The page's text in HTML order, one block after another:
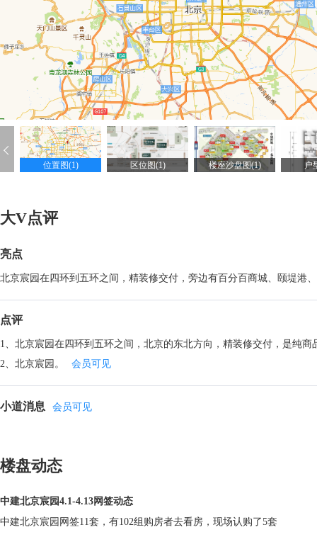
位置图(1) 区位图(1) 楼座沙盘图(1) 户
大V点评
亮点
北京宸园在四环到五环之间，精装修交付，旁边有百分百商城、颐堤港
点评
1、北京宸园在四环到五环之间，北京的东北方向，精装修交付，是纯
2、北京宸园。
会员可见
小道消息 会员可见
楼盘动态
中建北京宸园4.1-4.13网签动态
中建北京宸园网签11套，有102组购房者去看房，现场认购了5套